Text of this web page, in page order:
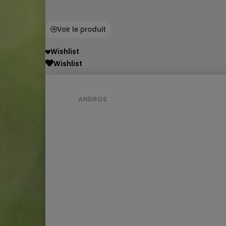
Voir le produit
Wishlist
Wishlist
ANDROS